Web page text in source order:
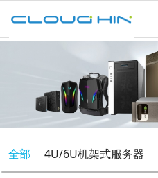
全部 4U/6U机架式服务器